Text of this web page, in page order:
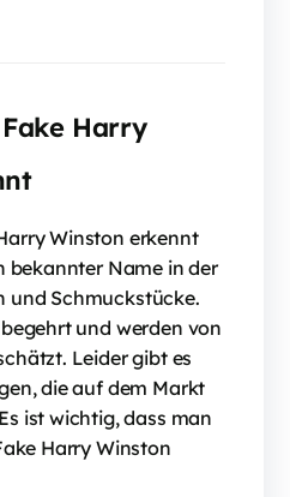
Harry
Winston erkennt
bekannter Name in der
und Schmuckstücke.
und werden von
Leider gibt es
die auf dem Markt
ist wichtig, dass man
Harry Winston